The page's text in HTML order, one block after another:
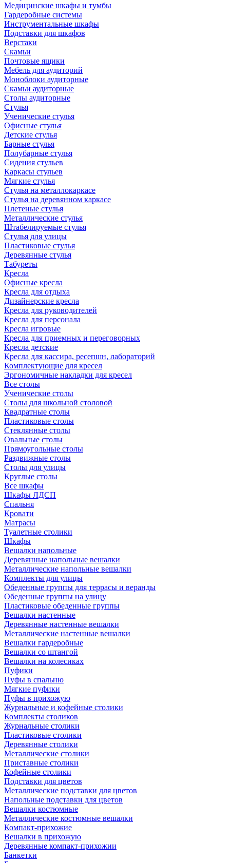
Медицинские шкафы и тумбы
Гардеробные системы
Инструментальные шкафы
Подставки для шкафов
Верстаки
Скамьи
Почтовые ящики
Мебель для аудиторий
Моноблоки аудиторные
Скамьи аудиторные
Столы аудиторные
Стулья
Ученические стулья
Офисные стулья
Детские стулья
Барные стулья
Полубарные стулья
Сидения стульев
Каркасы стульев
Мягкие стулья
Стулья на металлокаркасе
Стулья на деревянном каркасе
Плетеные стулья
Металлические стулья
Штабелируемые стулья
Стулья для улицы
Пластиковые стулья
Деревянные стулья
Табуреты
Кресла
Офисные кресла
Кресла для отдыха
Дизайнерские кресла
Кресла для руководителей
Кресла для персонала
Кресла игровые
Кресла для приемных и переговорных
Кресла детские
Кресла для кассира, ресепшн, лабораторий
Комплектующие для кресел
Эргономичные накладки для кресел
Все столы
Ученические столы
Столы для школьной столовой
Квадратные столы
Пластиковые столы
Стеклянные столы
Овальные столы
Прямоугольные столы
Раздвижные столы
Столы для улицы
Круглые столы
Все шкафы
Шкафы ЛДСП
Спальня
Кровати
Матрасы
Туалетные столики
Шкафы
Вешалки напольные
Деревянные напольные вешалки
Металлические напольные вешалки
Комплекты для улицы
Обеденные группы для террасы и веранды
Обеденные группы на улицу
Пластиковые обеденные группы
Вешалки настенные
Деревянные настенные вешалки
Металлические настенные вешалки
Вешалки гардеробные
Вешалки со штангой
Вешалки на колесиках
Пуфики
Пуфы в спальню
Мягкие пуфики
Пуфы в прихожую
Журнальные и кофейные столики
Комплекты столиков
Журнальные столики
Пластиковые столики
Деревянные столики
Металлические столики
Приставные столики
Кофейные столики
Подставки для цветов
Металлические подставки для цветов
Напольные подставки для цветов
Вешалки костюмные
Металлические костюмные вешалки
Компакт-прихожие
Вешалки в прихожую
Деревянные компакт-прихожии
Банкетки